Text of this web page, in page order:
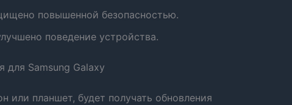
повышенной безопасностью.
поведение устройства.
для Samsung Galaxy
планшет, будет получать обновления